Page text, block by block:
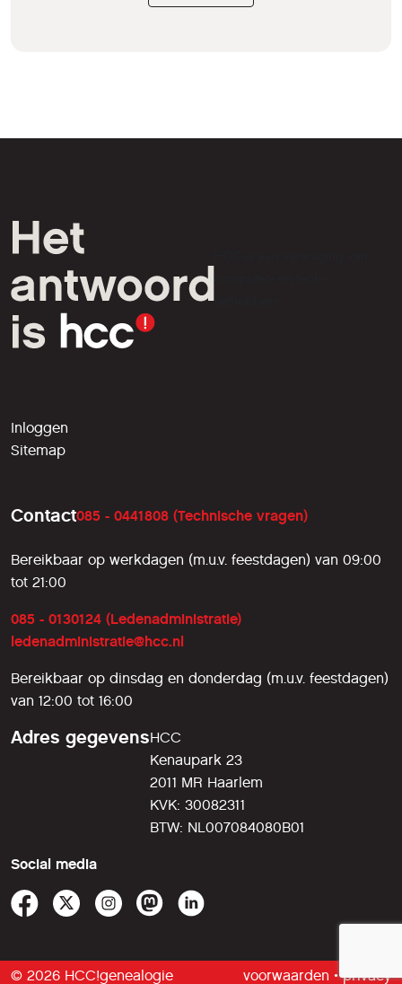
liefhebbers.
Inloggen
Sitemap
Contact085 - 0441808 (Technische vragen)
Bereikbaar op werkdagen (m.u.v. feestdagen) van 09:00
tot 21:00
085 - 0130124 (Ledenadministratie)
ledenadministratie@hcc.nl
Bereikbaar op dinsdag en donderdag (m.u.v. feestdagen)
van 12:00 tot 16:00
Adres gegevensHCC
Kenaupark 23
2011 MR Haarlem
KVK: 30082311
BTW: NL007084080B01
Social media
© 2026 HCC!genealogie voorwaarden •privacy